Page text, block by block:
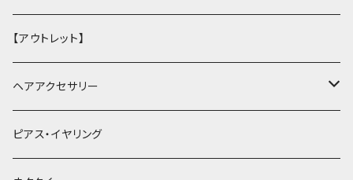
【アウトレット】
ヘアアクセサリー
ヘアクリップ
ピアス・イヤリング